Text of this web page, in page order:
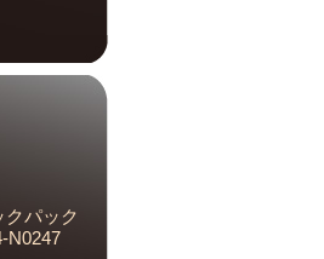
クパック
N0247